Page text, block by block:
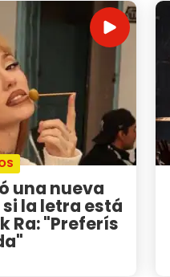
una nueva
la letra está
Ra: "Preferís